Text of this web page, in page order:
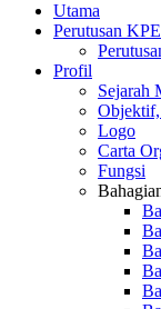
Utama
Perutusan KPE
Profil
Sejarah
Logo
Carta
Fungsi